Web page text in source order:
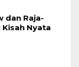
dan Raja-
Nyata